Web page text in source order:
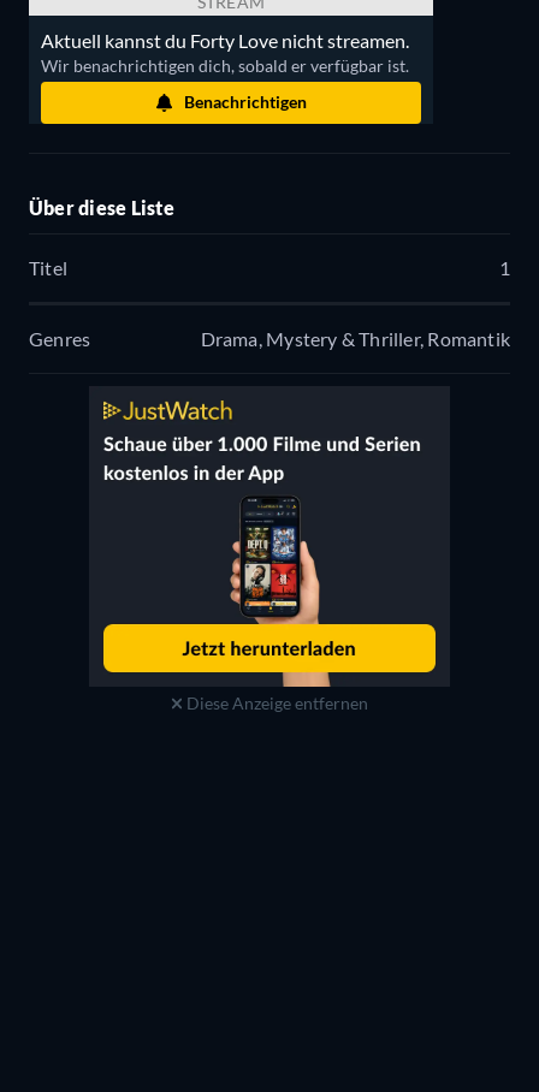
Aktuell kannst du Forty Love nicht streamen.
Wir benachrichtigen dich, sobald er verfügbar ist.
Benachrichtigen
Über diese Liste
Titel 1
Genres Drama, Mystery & Thriller, Romantik
Diese Anzeige entfernen